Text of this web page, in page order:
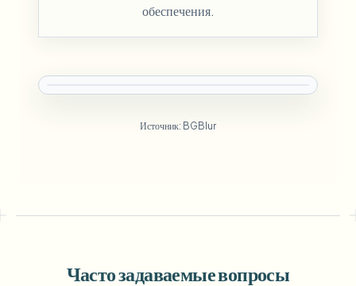
обеспечения.
Источник: BGBlur
Часто задаваемые вопросы